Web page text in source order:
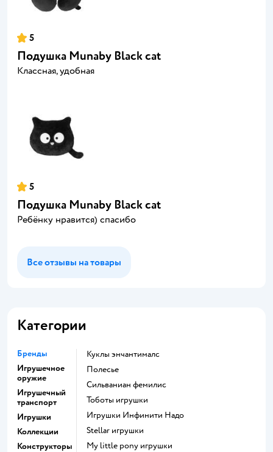
5
Подушка Munaby Black cat
Классная, удобная
5
Подушка Munaby Black cat
Ребёнку нравится) спасибо
Все отзывы на товары
Категории
Бренды
Игрушечное
оружие
Игрушечный
транспорт
Игрушки
Коллекции
Конструкторы
Куклы энчантималс
Полесье
Сильваниан фемилис
Тоботы игрушки
Игрушки Инфинити Надо
Stellar игрушки
my little pony игрушки